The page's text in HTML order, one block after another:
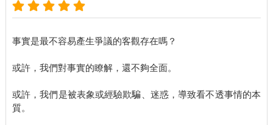
行了總結，與你分享是非對錯、思考問題、個體進化、理解他
人、社會協作五個方面的底層邏輯，帶你看清世界的底牌。
「底層邏輯」來源於不同中的相同，變化背後的不變。
界後，依然能心態平靜、不焦慮，能夠通過「底層邏輯+環境變
一個人心中，應該有三種「對錯觀」
事實是最不容易產生爭議的客觀存在嗎？
或許，我們對事實的瞭解，還不夠全面。
或許，我們是被表象或經驗欺騙、迷惑，導致看不透事情的本
質。